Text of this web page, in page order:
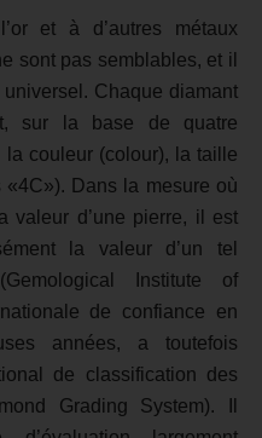
et à d’autres métaux
sont pas semblables, et il
Chaque diamant
sur la base de quatre
la couleur (colour), la taille
Dans la mesure où
valeur d’une pierre, il est
la valeur d’un tel
Institute of
de confiance en
années, a toutefois
de classification des
Grading System). Il